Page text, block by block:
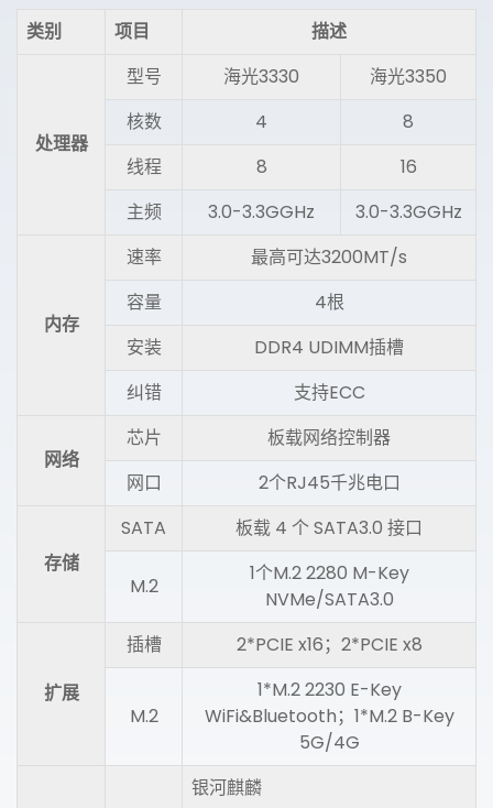
类别 项目 描述
处理器
型号 海光3330
海光3350
核数
4
8
线程
8
16
主频
3.0-3.3GGHz 3.0-3.3GGHz
内存
速率
最高可达3200MT/s
容量
4根
安装
DDR4 UDIMM插槽
纠错
支持ECC
网络
芯片
板载网络控制器
网口
2个RJ45千兆电口
存储
SATA 板载 4 个 SATA3.0 接口
M.2
1个M.2 2280 M-Key
NVMe/SATA3.0
扩展
插槽 2*PCIE x16；2*PCIE x8
M.2
1*M.2 2230 E-Key
WiFi&Bluetooth；1*M.2 B-Key
5G/4G
银河麒麟